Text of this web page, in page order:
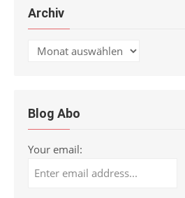
Archiv
Archiv
Blog Abo
Your email: